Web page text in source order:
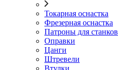
Токарная оснастка
Фрезерная оснастка
Патроны для станков
Оправки
Цанги
Штревели
Втулки